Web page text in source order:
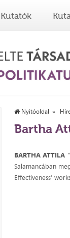
Kutatók
Nyitóoldal
Bartha
BARTHA ATTILA
Salamancában
Effectiveness’